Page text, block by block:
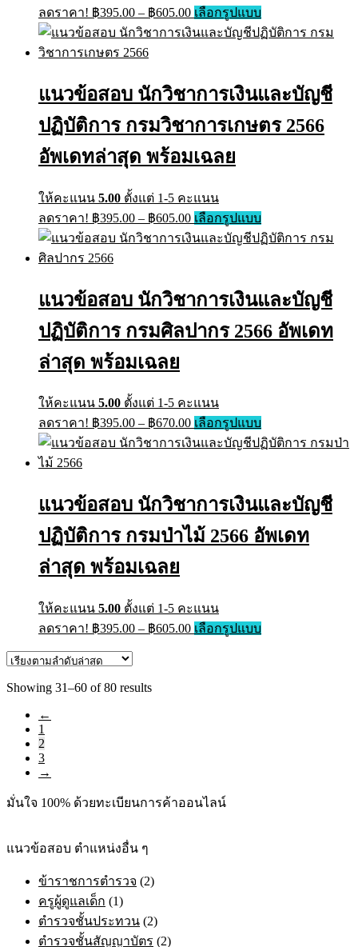
ลดราคา! ฿395.00 – ฿605.00Price
range:
฿395.00
เลือกรูปแบบThis
product
has
options
be
chosen
แนวข้อสอบ นักวิชาการเงินและบัญชี
ปฏิบัติการ กรมวิชาการเกษตร 2566
อัพเดทล่าสุด พร้อมเฉลย
ให้คะแนน 5.00 ตั้งแต่ 1-5 คะแนน
ลดราคา! ฿395.00 – ฿605.00Price
range:
฿395.00
เลือกรูปแบบThis
product
has
options
be
chosen
แนวข้อสอบ นักวิชาการเงินและบัญชี
ปฏิบัติการ กรมศิลปากร 2566 อัพเดท
ล่าสุด พร้อมเฉลย
ให้คะแนน 5.00 ตั้งแต่ 1-5 คะแนน
ลดราคา! ฿395.00 – ฿670.00Price
range:
฿395.00
เลือกรูปแบบThis
product
has
options
be
chosen
แนวข้อสอบ นักวิชาการเงินและบัญชี
ปฏิบัติการ กรมป่าไม้ 2566 อัพเดท
ล่าสุด พร้อมเฉลย
ให้คะแนน 5.00 ตั้งแต่ 1-5 คะแนน
ลดราคา! ฿395.00 – ฿605.00Price
range:
เลือกรูปแบบThis
product
Showing 31–60 of 80 resultsSorted
←
1
2
3
→
มั่นใจ 100% ด้วยทะเบียนการค้าออนไลน์
แนวข้อสอบ ตำแหน่งอื่น ๆ
ข้าราชการตำรวจ (2)
ครูผู้ดูแลเด็ก (1)
ตำรวจชั้นประทวน (2)
ตำรวจชั้นสัญญาบัตร (2)